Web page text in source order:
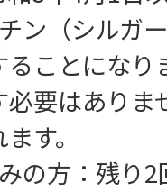
ン（シルガ
ことになり
要はありま
す。
の方：残り